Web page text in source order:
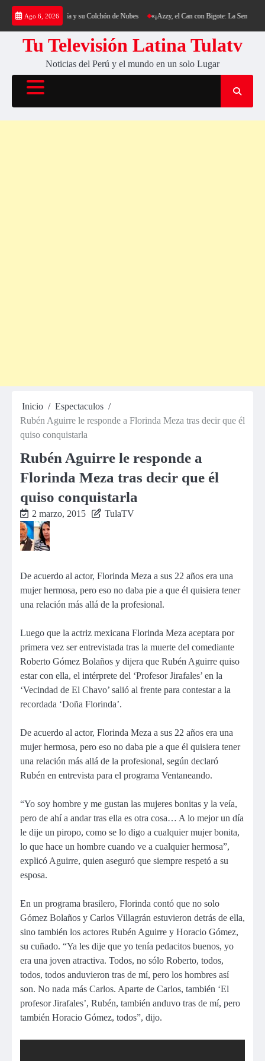
Saltar
contenido
Ago 6, 2026
al Cerro Cantería y su Colchón de Nubes «¡Azzy, el Can con Bigote: La Sensación
Tu Televisión Latina Tulatv
Noticias del Perú y el mundo en un solo Lugar
Inicio
Espectaculos
Rubén Aguirre le responde a Florinda Meza tras decir que él
quiso conquistarla
Rubén Aguirre le responde a
Florinda Meza tras decir que él
quiso conquistarla
2 marzo, 2015 TulaTV
De acuerdo al actor, Florinda Meza a sus 22 años era una
mujer hermosa, pero eso no daba pie a que él quisiera tener
una relación más allá de la profesional.
Luego que la actriz mexicana Florinda Meza aceptara por
primera vez ser entrevistada tras la muerte del comediante
Roberto Gómez Bolaños y dijera que Rubén Aguirre quiso
estar con ella, el intérprete del ‘Profesor Jirafales’ en la
‘Vecindad de El Chavo’ salió al frente para contestar a la
recordada ‘Doña Florinda’.
De acuerdo al actor, Florinda Meza a sus 22 años era una
mujer hermosa, pero eso no daba pie a que él quisiera tener
una relación más allá de la profesional, según declaró
Rubén en entrevista para el programa Ventaneando.
“Yo soy hombre y me gustan las mujeres bonitas y la veía,
pero de ahí a andar tras ella es otra cosa… A lo mejor un día
le dije un piropo, como se lo digo a cualquier mujer bonita,
lo que hace un hombre cuando ve a cualquier hermosa”,
explicó Aguirre, quien aseguró que siempre respetó a su
esposa.
En un programa brasilero, Florinda contó que no solo
Gómez Bolaños y Carlos Villagrán estuvieron detrás de ella,
sino también los actores Rubén Aguirre y Horacio Gómez,
su cuñado. “Ya les dije que yo tenía pedacitos buenos, yo
era una joven atractiva. Todos, no sólo Roberto, todos,
todos, todos anduvieron tras de mí, pero los hombres así
son. No nada más Carlos. Aparte de Carlos, también ‘El
profesor Jirafales’, Rubén, también anduvo tras de mí, pero
también Horacio Gómez, todos”, dijo.